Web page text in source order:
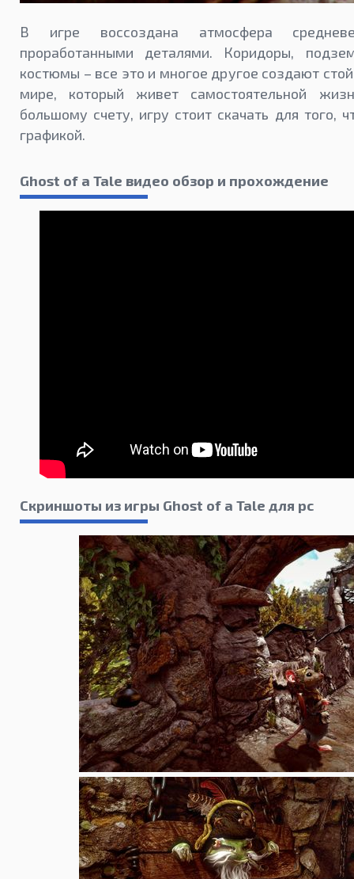
В игре воссоздана атмосфера
проработанными деталями. Коридоры,
костюмы – все это и многое другое создают
мире, который живет самостоятельной
большому счету, игру стоит скачать для того,
графикой.
Ghost of a Tale видео обзор и прохождение
Скриншоты из игры Ghost of a Tale для pc